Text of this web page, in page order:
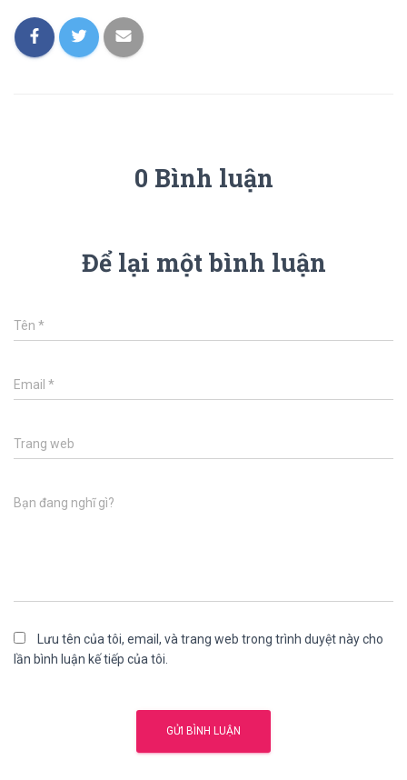
0 Bình luận
Để lại một bình luận
Tên *
Email *
Trang web
Bạn đang nghĩ gì?
Lưu tên của tôi, email, và trang web trong trình duyệt này cho
lần bình luận kế tiếp của tôi.